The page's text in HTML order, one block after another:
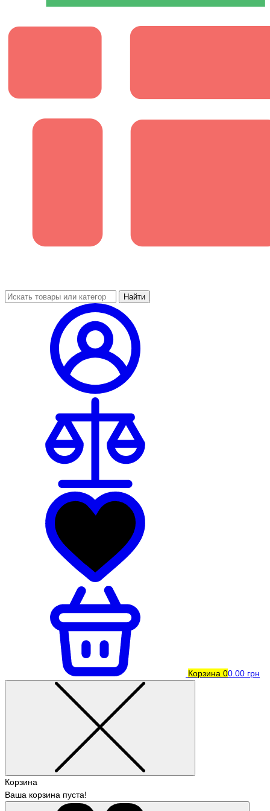
Найти
Корзина 00.00 грн
Корзина
Ваша корзина пуста!